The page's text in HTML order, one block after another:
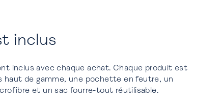
inclus
inclus avec chaque achat. Chaque produit est
haut de gamme, une pochette en feutre, un
et un sac fourre-tout réutilisable.